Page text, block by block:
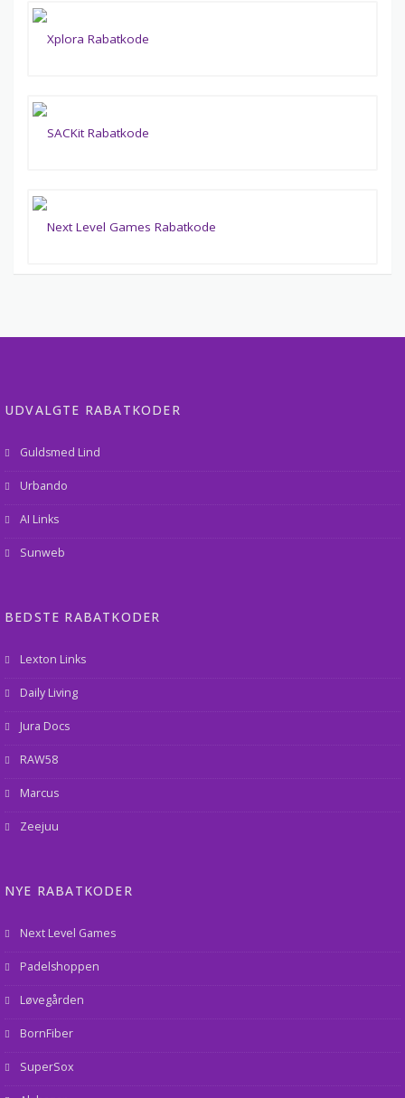
UDVALGTE RABATKODER
Guldsmed Lind
Urbando
AI Links
Sunweb
BEDSTE RABATKODER
Lexton Links
Daily Living
Jura Docs
RAW58
Marcus
Zeejuu
NYE RABATKODER
Next Level Games
Padelshoppen
Løvegården
BornFiber
SuperSox